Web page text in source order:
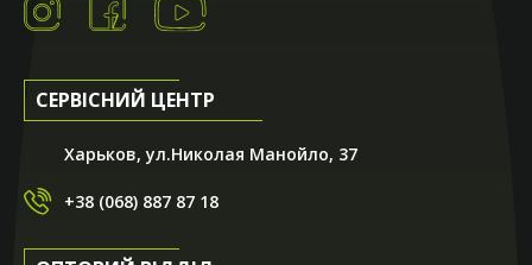
СЕРВІСНИЙ ЦЕНТР
Харьков, ул.Николая Манойло, 37
+38 (068) 887 87 18